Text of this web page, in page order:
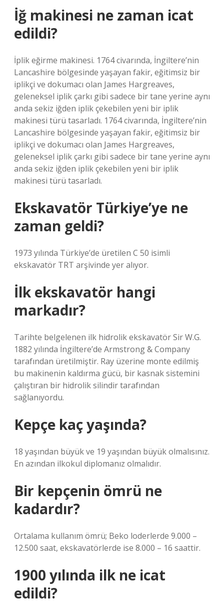
İğ makinesi ne zaman icat
edildi?
İplik eğirme makinesi. 1764 civarında, İngiltere’nin
Lancashire bölgesinde yaşayan fakir, eğitimsiz bir
iplikçi ve dokumacı olan James Hargreaves,
geleneksel iplik çarkı gibi sadece bir tane yerine aynı
anda sekiz iğden iplik çekebilen yeni bir iplik
makinesi türü tasarladı. 1764 civarında, İngiltere’nin
Lancashire bölgesinde yaşayan fakir, eğitimsiz bir
iplikçi ve dokumacı olan James Hargreaves,
geleneksel iplik çarkı gibi sadece bir tane yerine aynı
anda sekiz iğden iplik çekebilen yeni bir iplik
makinesi türü tasarladı.
Ekskavatör Türkiye’ye ne
zaman geldi?
1973 yılında Türkiye’de üretilen C 50 isimli
ekskavatör TRT arşivinde yer alıyor.
İlk ekskavatör hangi
markadır?
Tarihte belgelenen ilk hidrolik ekskavatör Sir W.G.
1882 yılında İngiltere’de Armstrong & Company
tarafından üretilmiştir. Ray üzerine monte edilmiş
bu makinenin kaldırma gücü, bir kasnak sistemini
çalıştıran bir hidrolik silindir tarafından
sağlanıyordu.
Kepçe kaç yaşında?
18 yaşından büyük ve 19 yaşından büyük olmalısınız.
En azından ilkokul diplomanız olmalıdır.
Bir kepçenin ömrü ne
kadardır?
Ortalama kullanım ömrü; Beko loderlerde 9.000 –
12.500 saat, ekskavatörlerde ise 8.000 – 16 saattir.
1900 yılında ilk ne icat
edildi?